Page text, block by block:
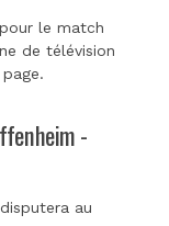
le match
de télévision
-
au